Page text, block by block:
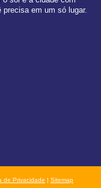
em um só lugar.
de Privacidade | Sitemap